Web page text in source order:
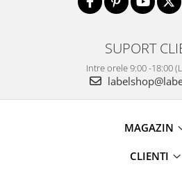
SUPORT
Intre orele 9:00 -18:00
MAGAZIN
CLIENTI